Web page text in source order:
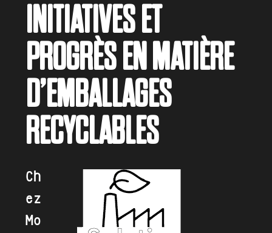
INITIATIVES ET
PROGRÈS EN MATIÈRE
D’EMBALLAGES
RECYCLABLES
Ch
ez
Mo